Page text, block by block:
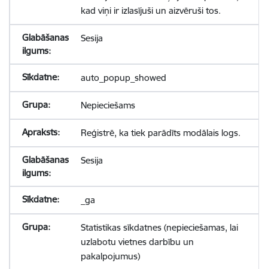
kad viņi ir izlasījuši un aizvēruši tos.
Sesija
auto_popup_showed
Nepieciešams
Reģistrē, ka tiek parādīts modālais logs.
Sesija
_ga
Statistikas sīkdatnes (nepieciešamas, lai
uzlabotu vietnes darbību un
pakalpojumus)